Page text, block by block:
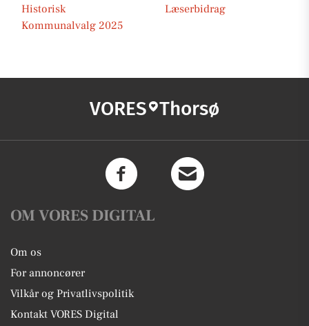
Historisk
Læserbidrag
Kommunalvalg 2025
VORES Thorsø
OM VORES DIGITAL
Om os
For annoncører
Vilkår og Privatlivspolitik
Kontakt VORES Digital